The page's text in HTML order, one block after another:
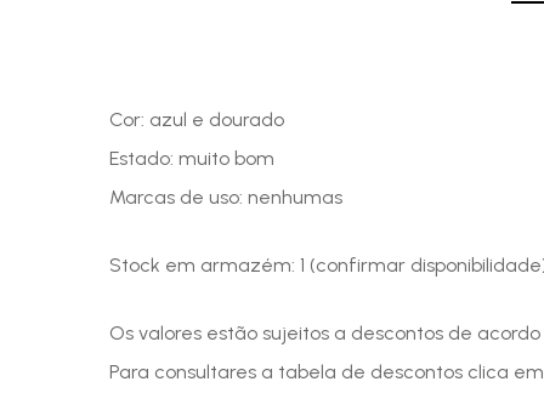
Cor: azul e dourado
Estado: muito bom
Marcas de uso: nenhumas
Stock em armazém: 1 (confirmar
Os valores estão sujeitos a descontos de
Para consultares a tabela de descontos clica